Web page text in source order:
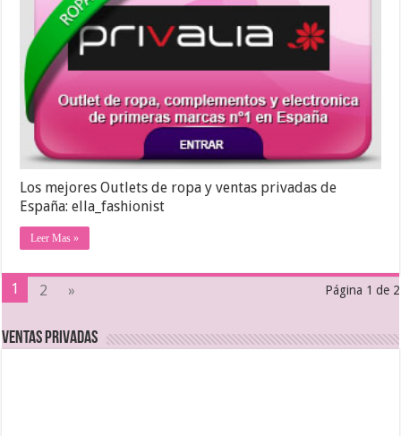
Los mejores Outlets de ropa y ventas privadas de
España: ella_fashionist
Leer Mas »
Página 1 de 2
1 2 »
Ventas Privadas